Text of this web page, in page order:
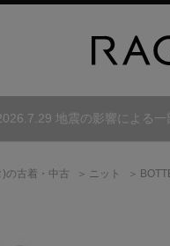
地震の影響による
)の古着・中古 ニット